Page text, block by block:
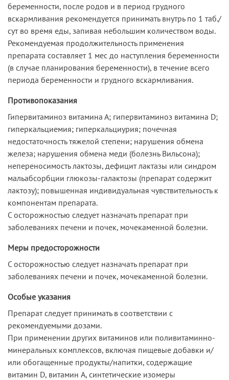
беременности, после родов и в период грудного
вскармливания рекомендуется принимать внутрь по 1 таб./
сут во время еды, запивая небольшим количеством воды.
Рекомендуемая продолжительность применения
препарата составляет 1 мес до наступления беременности
(в случае планирования беременности), в течение всего
периода беременности и грудного вскармливания.
Противопоказания
Гипервитаминоз витамина А; гипервитаминоз витамина D;
гиперкальциемия; гиперкальциурия; почечная
недостаточность тяжелой степени; нарушения обмена
железа; нарушения обмена меди (болезнь Вильсона);
непереносимость лактозы, дефицит лактазы или синдром
мальабсорбции глюкозы-галактозы (препарат содержит
лактозу); повышенная индивидуальная чувствительность к
компонентам препарата.
С осторожностью следует назначать препарат при
заболеваниях печени и почек, мочекаменной болезни.
Меры предосторожности
С осторожностью следует назначать препарат при
заболеваниях печени и почек, мочекаменной болезни.
Особые указания
Препарат следует принимать в соответствии с
рекомендуемыми дозами.
При применении других витаминов или поливитаминно-
минеральных комплексов, включая пищевые добавки и/
или обогащенные продукты/напитки, содержащие
витамин D, витамин A, синтетические изомеры